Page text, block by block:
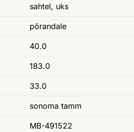
sahtel, uks
põrandale
40.0
183.0
33.0
sonoma tamm
MB-491522